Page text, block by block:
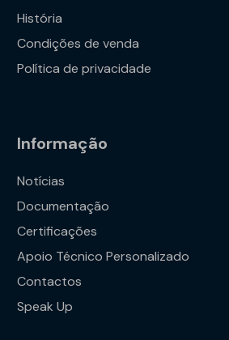
História
Condições de venda
Política de privacidade
Informação
Notícias
Documentação
Certificações
Apoio Técnico Personalizado
Contactos
Speak Up